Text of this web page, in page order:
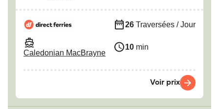
Caledonian MacBrayne
26 Traversées / Jour
10 min
Voir prix